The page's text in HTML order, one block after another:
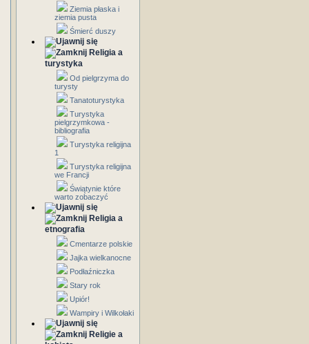
Ziemia płaska i
ziemia pusta
Śmierć duszy
Religia a
turystyka
Od pielgrzyma do
turysty
Tanatoturystyka
Turystyka
pielgrzymkowa -
bibliografia
Turystyka religijna
1
Turystyka religijna
we Francji
Świątynie które
warto zobaczyć
Religia a
etnografia
Cmentarze polskie
Jajka wielkanocne
Podłaźniczka
Stary rok
Upiór!
Wampiry i Wilkołaki
Religie a